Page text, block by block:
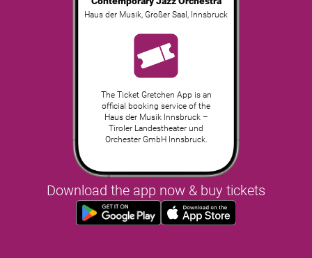
Haus der Musik, Großer Saal Innsbruck
The Ticket Gretchen App is an
official booking service of the
Haus der Musik Innsbruck –
Tiroler Landestheater und
Orchester GmbH Innsbruck.
Download the app now & buy tickets